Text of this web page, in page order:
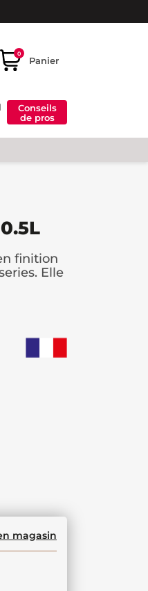
0
Panier
Conseils
de pros
finition
Elle
magasin